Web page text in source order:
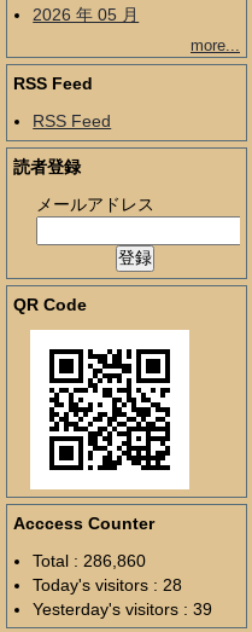
2026 年 05 月
more...
RSS Feed
RSS Feed
読者登録
メールアドレス
QR Code
Acccess Counter
Total : 286,860
Today's visitors : 28
Yesterday's visitors : 39